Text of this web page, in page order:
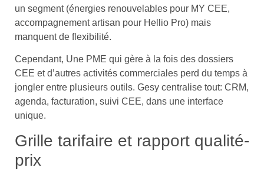
un segment (énergies renouvelables pour MY CEE,
accompagnement artisan pour Hellio Pro) mais
manquent de flexibilité.
Cependant, Une PME qui gère à la fois des dossiers
CEE et d’autres activités commerciales perd du temps à
jongler entre plusieurs outils. Gesy centralise tout: CRM,
agenda, facturation, suivi CEE, dans une interface
unique.
Grille tarifaire et rapport qualité-
prix